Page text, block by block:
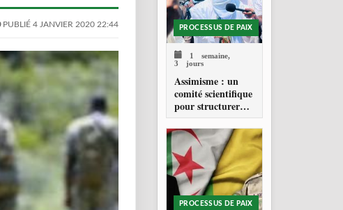
PUBLIÉ 4 JANVIER 2020 22:44 PROCESSUS DE PAIX
1 semaine,
3 jours
Assimisme : un
comité scientifique
pour structurer
une doctrine de la
refondation
PROCESSUS DE PAIX